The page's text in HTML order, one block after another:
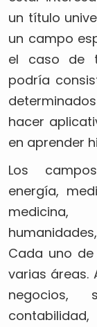
un título
un campo
el caso de
podría
hacer
en aprender
Los
energía,
Cada uno
varias áreas.
negocios,